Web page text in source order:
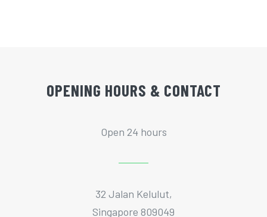
OPENING HOURS & CONTACT
Open 24 hours
32 Jalan Kelulut,
Singapore 809049